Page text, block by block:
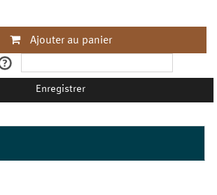
Ajouter au panier
Enregistrer